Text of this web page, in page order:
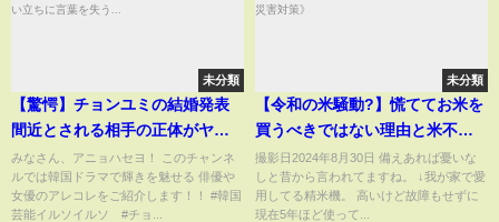
未分類
【驚愕】チョンユミの結婚発表
間近とされる相手の正体がヤバ
い...「愛は一本橋で」で話題の女
優の豪華な歴代彼氏...幼少期の壮
絶な生い立ちに言葉を失う...
みなさん、アニョハセヨ！ このチャンネ
ルでは韓国ドラマで輝きを魅せる 俳優や
女優のアレコレをご紹介します！！ #韓国
芸能イルソイルソ #チョ...
未分類
【令和の米騒動?】慌ててお米を
買うべきではない理由と米不足
への備え方/自分で作るのは筋が
悪い選択？《備蓄/備え/自給/無農
薬/災害対策》
撮影日2024年8月30日 備えあれば憂いな
しと昔から言われてますね。 ↓我が家で愛
用してる精米機。 高いけど故障もせずに
現在5年ほど使って...